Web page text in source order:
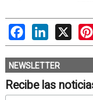
FacebookLinkedIn
X
NEWSLETTER
Recibe las